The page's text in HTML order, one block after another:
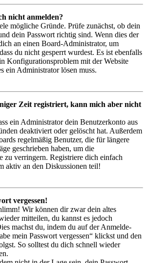
nicht anmelden?
mögliche Gründe. Prüfe zunächst, ob dein
dein Passwort richtig sind. Wenn dies der
an einen Board-Administrator, um
du nicht gesperrt wurdest. Es ist ebenfalls
Konfigurationsproblem mit der Website
ein Administrator lösen muss.
Zeit registriert, kann mich aber nicht
ein Administrator dein Benutzerkonto aus
deaktiviert oder gelöscht hat. Außerdem
regelmäßig Benutzer, die für längere
geschrieben haben, um die
zu verringern. Registriere dich einfach
aktiv an den Diskussionen teil!
vergessen!
Wir können dir zwar dein altes
mitteilen, du kannst es jedoch
machst du, indem du auf der Anmelde-
mein Passwort vergessen“ klickst und den
So solltest du dich schnell wieder